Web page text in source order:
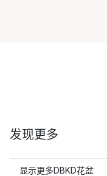
发现更多
显示更多DBKD花盆